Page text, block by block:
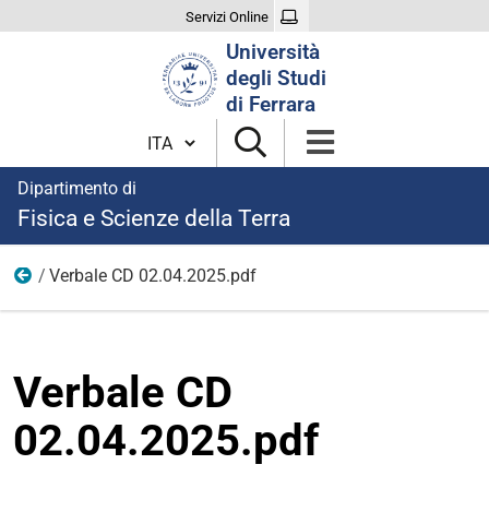
Servizi Online
Università
degli Studi
di Ferrara
Cambia lingua
Dipartimento di
Fisica e Scienze della Terra
2025
Verbale CD 02.04.2025.pdf
Verbale CD
02.04.2025.pdf